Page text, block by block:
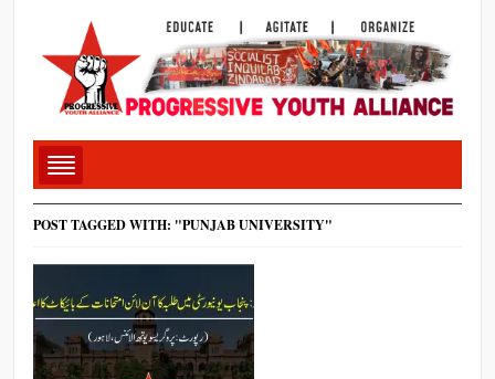
POST TAGGED WITH: "PUNJAB UNIVERSITY"